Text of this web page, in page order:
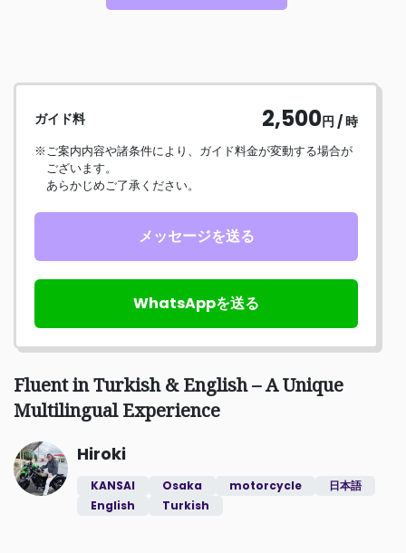
ガイド料 2,500円 / 時
※ご案内内容や諸条件により、ガイド料金が変動する場合が
ございます。
あらかじめご了承ください。
メッセージを送る
WhatsAppを送る
Fluent in Turkish & English – A Unique
Multilingual Experience
Hiroki
KANSAI Osaka motorcycle
日本語
English
Turkish